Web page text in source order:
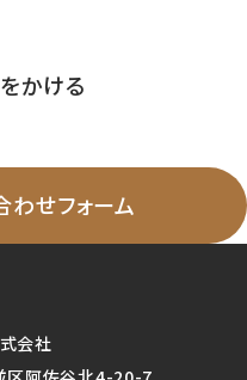
かける
わせフォーム
会社